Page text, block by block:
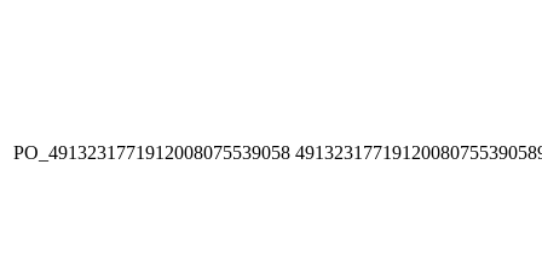
PO_4913231771912008075539058